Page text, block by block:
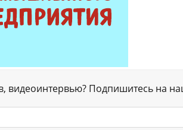
видеоинтервью? Подпишитесь на